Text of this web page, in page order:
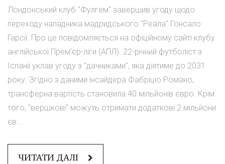
Лондонський клуб "Фулгем" завершив угоду щодо
переходу нападника мадридського "Реала" Гонсало
Гарсії. Про це повідомляється на офіційному сайті клубу
англійської Прем'єр-ліги (АПЛ). 22-річний футболіст з
Іспанії уклав угоду з "дачниками", яка діятиме до 2031
року. Згідно з даними інсайдера Фабріціо Романо,
трансферна вартість становила 40 мільйонів євро. Крім
того, "вершкові" можуть отримати додаткові 2 мільйони
єв...
ЧИТАТИ ДАЛІ